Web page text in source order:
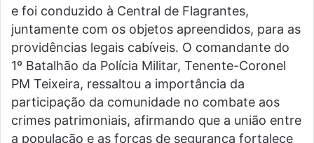
e foi conduzido à Central de Flagrantes,
juntamente com os objetos apreendidos, para as
providências legais cabíveis. O comandante do
1º Batalhão da Polícia Militar, Tenente-Coronel
PM Teixeira, ressaltou a importância da
participação da comunidade no combate aos
crimes patrimoniais, afirmando que a união entre
a população e as forças de segurança fortalece